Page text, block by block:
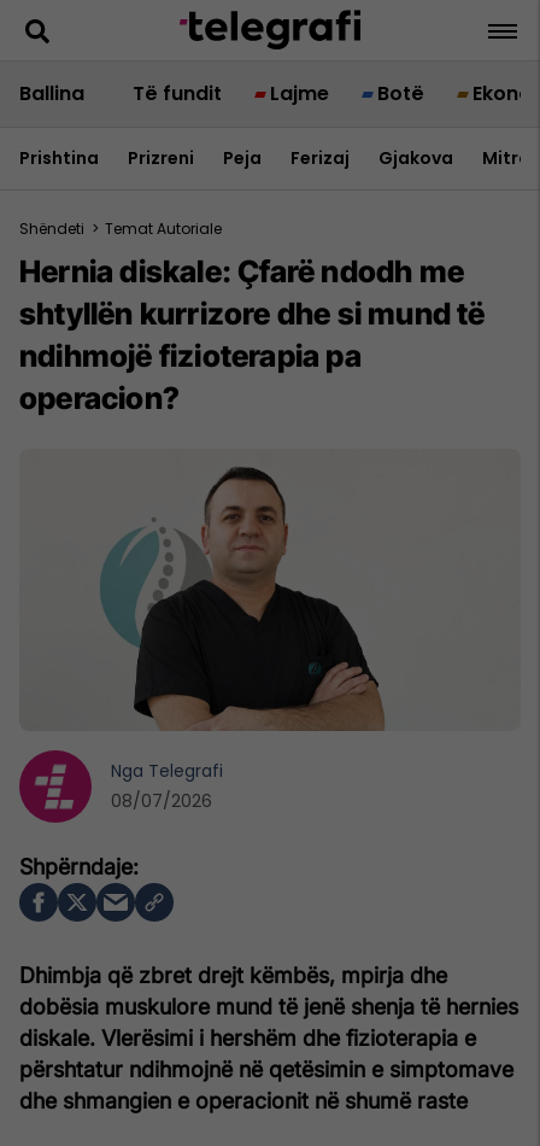
Ballina Të fundit Lajme Botë
Prishtina Prizreni Peja Ferizaj Gjakova
Shëndeti > Temat Autoriale
Hernia diskale: Çfarë ndodh me
shtyllën kurrizore dhe si mund të
ndihmojë fizioterapia pa
operacion?
Dhimbja që zbret drejt këmbës, mpirja dhe
dobësia muskulore mund të jenë shenja të hernies
diskale. Vlerësimi i hershëm dhe fizioterapia e
përshtatur ndihmojnë në qetësimin e simptomave
dhe shmangien e operacionit në shumë raste
Nga Telegrafi
08/07/2026